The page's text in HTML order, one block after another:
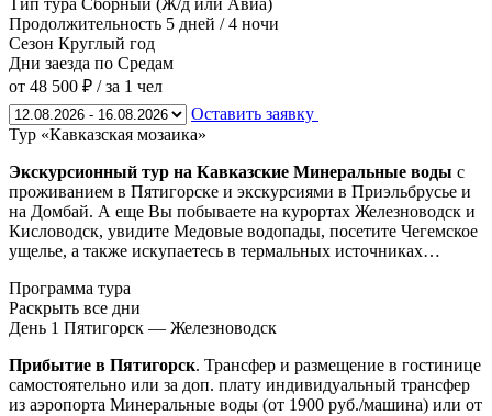
Продолжительность 5 дней / 4 ночи
Сезон Круглый год
Дни заезда по Средам
от 48 500 ₽ / за 1 чел
Оставить заявку
Тур «Кавказская мозаика»
Экскурсионный тур на Кавказские Минеральные воды с
проживанием в Пятигорске и экскурсиями в Приэльбрусье и
на Домбай. А еще Вы побываете на курортах Железноводск и
Кисловодск, увидите Медовые водопады, посетите Чегемское
ущелье, а также искупаетесь в термальных источниках…
Программа тура
Раскрыть все дни
День 1 Пятигорск — Железноводск
Прибытие в Пятигорск. Трансфер и размещение в гостинице
самостоятельно или за доп. плату индивидуальный трансфер
из аэропорта Минеральные воды (от 1900 руб./машина) или от